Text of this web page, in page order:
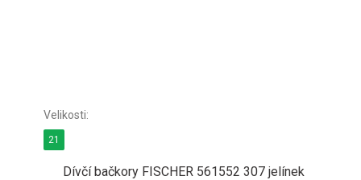
Dívčí bačkory FISCHER 561552 307 jelínek
21